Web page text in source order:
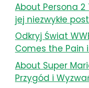
About Persona
jej niezwykłe
Odkryj Świat
Comes the Pain
About Super
Przygód i